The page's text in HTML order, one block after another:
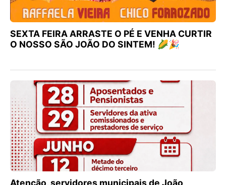
SEXTA FEIRA ARRASTE O PÉ E VENHA CURTIR
O NOSSO SÃO JOÃO DO SINTEM! 🌽🎉
Atenção, servidores municipais de João